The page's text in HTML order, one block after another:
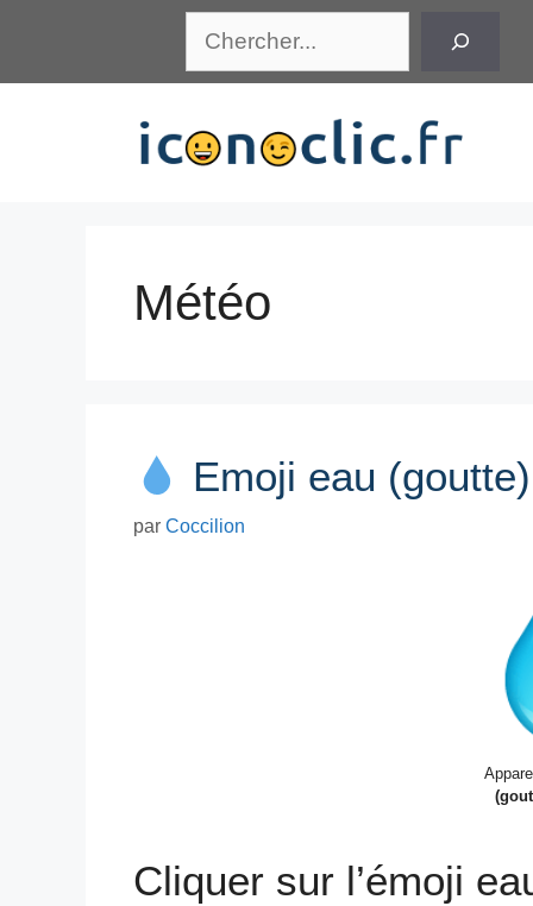
contenu
Météo
Emoji eau (goutte)
par Coccilion
Cliquer sur l’émoji